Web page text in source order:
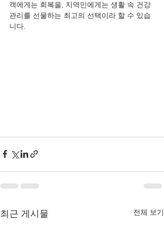
객에게는 회복을, 지역민에게는 생활 속 건강
관리를 선물하는 최고의 선택이라 할 수 있습
니다.
최근 게시물 전체 보기